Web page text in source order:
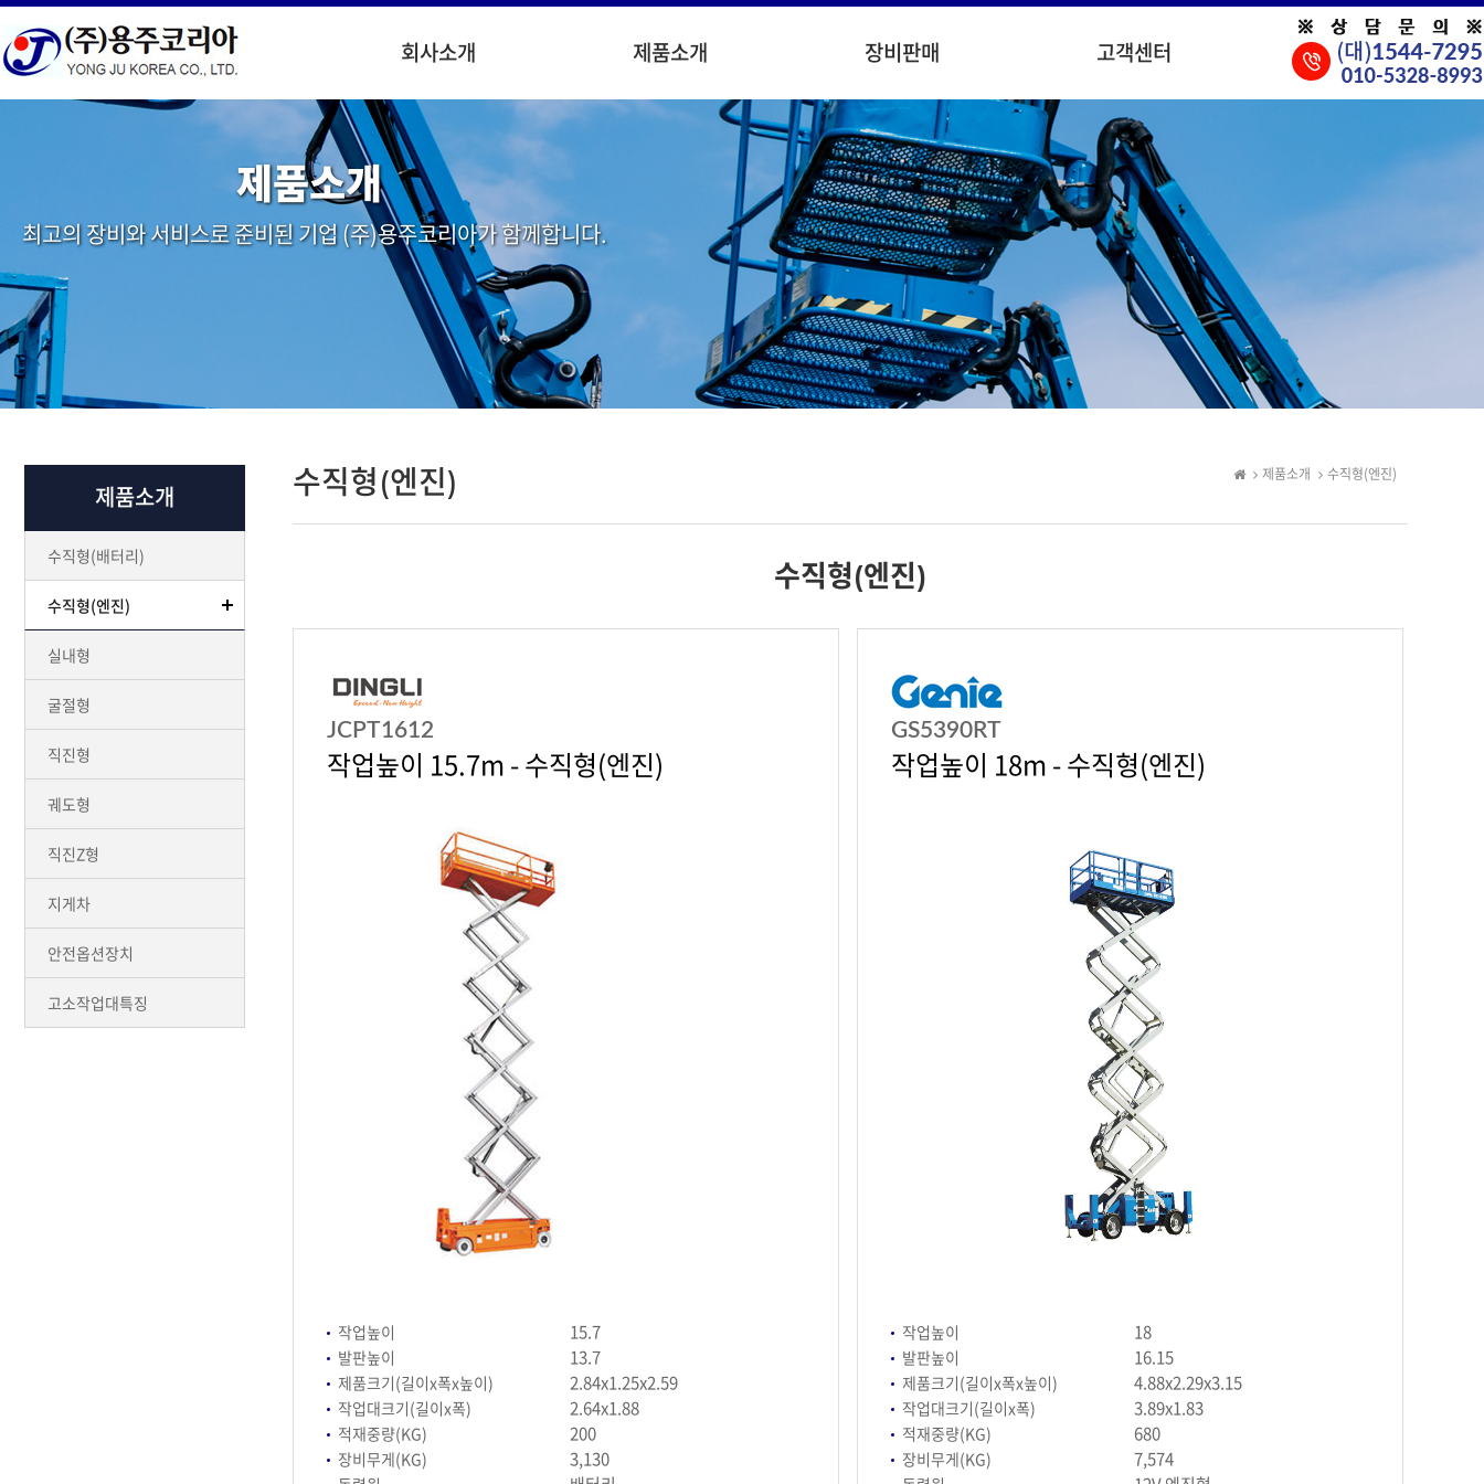
회사소개 제품소개 장비판매 고객센터
제품소개
최고의 장비와 서비스로 준비된 기업 (주)용주코리아가 함께합니다.
제품소개
수직형(배터리)
수직형(엔진)
실내형
굴절형
직진형
궤도형
직진Z형
지게차
안전옵션장치
고소작업대특징
수직형(엔진) 제품소개 수직형(엔진)
수직형(엔진)
JCPT1612
작업높이 15.7m - 수직형(엔진)
작업높이 15.7
발판높이 13.7
제품크기(길이x폭x높이) 2.84x1.25x2.59
작업대크기(길이x폭) 2.64x1.88
적재중량(KG) 200
장비무게(KG) 3,130
GS5390RT
작업높이 18m - 수직형(엔진)
작업높이 18
발판높이 16.15
제품크기(길이x폭x높이) 4.88x2.29x3.15
작업대크기(길이x폭) 3.89x1.83
적재중량(KG) 680
장비무게(KG) 7,574